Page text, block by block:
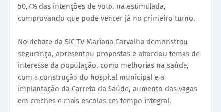
50,7% das intenções de voto, na estimulada,
comprovando que pode vencer já no primeiro turno.
No debate da SIC TV Mariana Carvalho demonstrou
segurança, apresentou propostas e abordou temas de
interesse da população, como melhorias na saúde,
com a construção do hospital municipal e a
implantação da Carreta da Saúde, aumento das vagas
em creches e mais escolas em tempo integral.